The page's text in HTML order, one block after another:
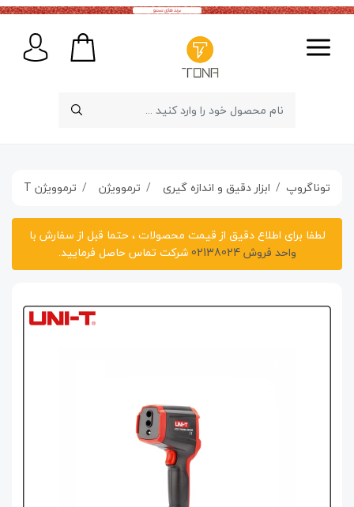
توناگروپ ابزار دقیق و اندازه گیری ترموویژن ترموویژن UNI-T مدل UTi132
لطفا برای اطلاع دقیق از قیمت محصولات ، حتما قبل از سفارش با
واحد فروش 02138024
شرکت تماس حاصل فرمایید.